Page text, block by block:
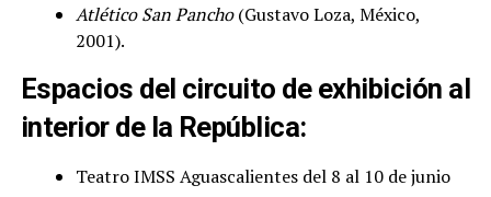
Atlético San Pancho(Gustavo Loza, México,
2001).
Espacios del circuito de exhibición al
interior de la República:
Teatro IMSS Aguascalientes del 8 al 10 de junio